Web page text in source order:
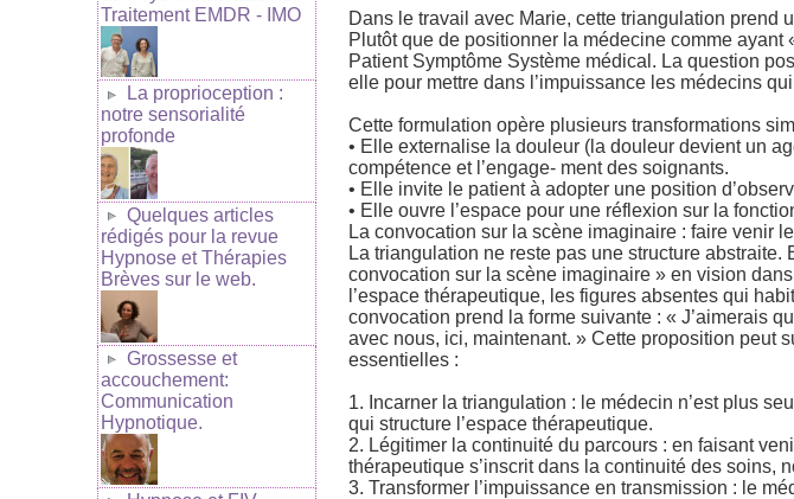
Traitement EMDR - IMO
La proprioception :
notre sensorialité
profonde
Quelques articles
rédigés pour la revue
Hypnose et Thérapies
Brèves sur le web.
Grossesse et
accouchement:
Communication
Hypnotique.
Dans le travail avec Marie, cette triangulation prend
Plutôt que de positionner la médecine comme
Patient Symptôme Système médical. La question
elle pour mettre dans l’impuissance les médecins
Cette formulation opère plusieurs transformations
• Elle externalise la douleur (la douleur devient un
compétence et l’engage- ment des soignants.
• Elle invite le patient à adopter une position
• Elle ouvre l’espace pour une réflexion sur la
La convocation sur la scène imaginaire : faire venir
La triangulation ne reste pas une structure
convocation sur la scène imaginaire » en vision
l’espace thérapeutique, les figures absentes qui
convocation prend la forme suivante : « J’aimerais
avec nous, ici, maintenant. » Cette proposition peut
essentielles :
1. Incarner la triangulation : le médecin n’est plus
qui structure l’espace thérapeutique.
2. Légitimer la continuité du parcours : en faisant
thérapeutique s’inscrit dans la continuité des soins,
3. Transformer l’impuissance en transmission : le